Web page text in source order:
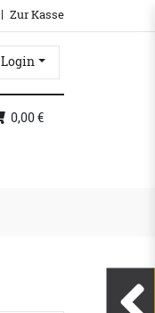
Zur Kasse
Login
0,00 €